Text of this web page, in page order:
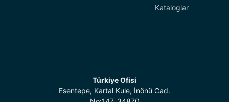
Kataloglar
Türkiye Ofisi
Esentepe, Kartal Kule, İnönü Cad.